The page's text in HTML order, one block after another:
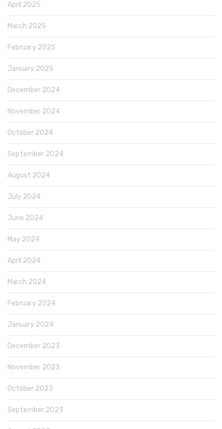
April 2025
March 2025
February 2025
January 2025
December 2024
November 2024
October 2024
September 2024
August 2024
July 2024
June 2024
May 2024
April 2024
March 2024
February 2024
January 2024
December 2023
November 2023
October 2023
September 2023